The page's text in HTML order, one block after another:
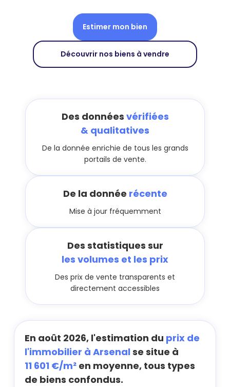
Estimer mon bien
Découvrir nos biens à vendre
Des données vérifiées
& qualitatives
De la donnée enrichie de tous les grands
portails de vente.
De la donnée récente
Mise à jour fréquemment
Des statistiques sur
les volumes et les prix
Des prix de vente transparents et
directement accessibles
En août 2026, l'estimation du prix de
l'immobilier à Arsenal se situe à
11 601 €/m² en moyenne, tous types
de biens confondus.